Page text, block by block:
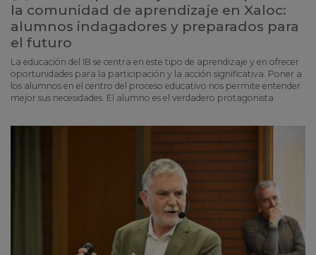
la comunidad de aprendizaje en Xaloc:
alumnos indagadores y preparados para
el futuro
La educación del IB se centra en este tipo de aprendizaje y en ofrecer
oportunidades para la participación y la acción significativa. Poner a
los alumnos en el centro del proceso educativo nos permite entender
mejor sus necesidades. El alumno es el verdadero protagonista